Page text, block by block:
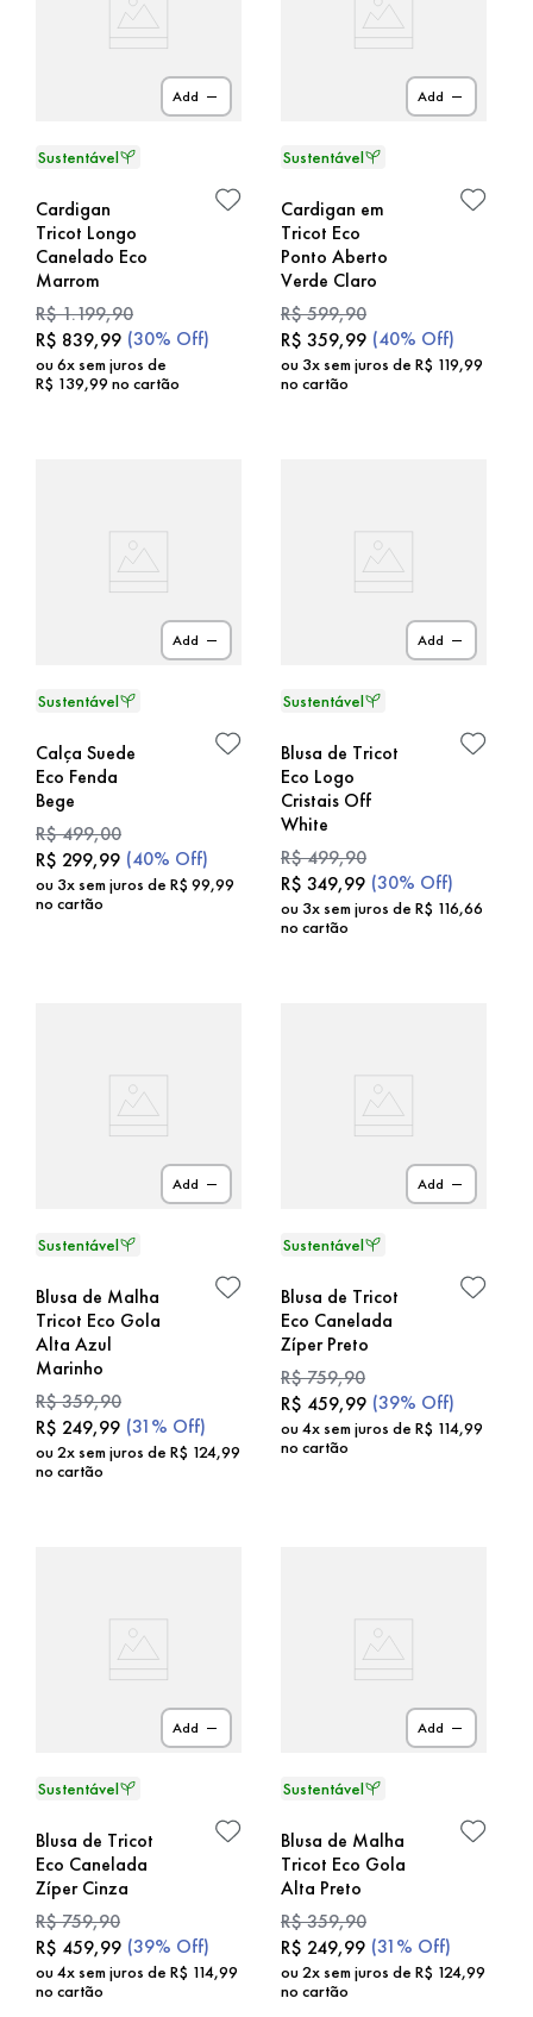
Add
Cardigan
Tricot Longo
Canelado Eco
Marrom
R$1.199,90
R$ 839,99 (30% Off)
ou6x sem juros de
R$ 139,99 no cartão
Add
Cardigan em
Tricot Eco
Ponto Aberto
Verde Claro
R$599,90
R$ 359,99 (40% Off)
ou 3x sem juros de R$ 119,99
no cartão
Add
Calça Suede
Eco Fenda
Bege
R$499,00
R$ 299,99 (40% Off)
ou 3x sem juros de R$ 99,99
no cartão
Add
Blusa de Tricot
Eco Logo
Cristais Off
White
R$499,90
R$ 349,99 (30% Off)
ou 3x sem juros de R$ 116,66
no cartão
Add
Blusa de Malha
Tricot Eco Gola
Alta Azul
Marinho
R$359,90
R$ 249,99 (31% Off)
ou2x sem juros de R$ 124,99
no cartão
Add
Blusa de Tricot
Eco Canelada
Zíper Preto
R$759,90
R$ 459,99 (39% Off)
ou4x sem juros de R$ 114,99
no cartão
Add
Blusa de Tricot
Eco Canelada
Zíper Cinza
R$759,90
R$ 459,99 (39% Off)
ou4x sem juros de R$ 114,99
no cartão
Add
Blusa de Malha
Tricot Eco Gola
Alta Preto
R$359,90
R$ 249,99 (31% Off)
ou2x sem juros de R$ 124,99
no cartão